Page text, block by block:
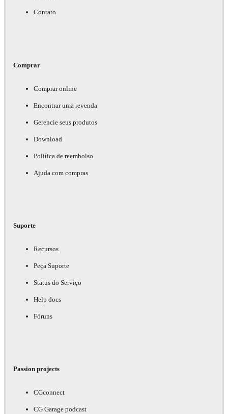
Contato
Comprar
Comprar online
Encontrar uma revenda
Gerencie seus produtos
Download
Política de reembolso
Ajuda com compras
Suporte
Recursos
Peça Suporte
Status do Serviço
Help docs
Fóruns
Passion projects
CGconnect
CG Garage podcast